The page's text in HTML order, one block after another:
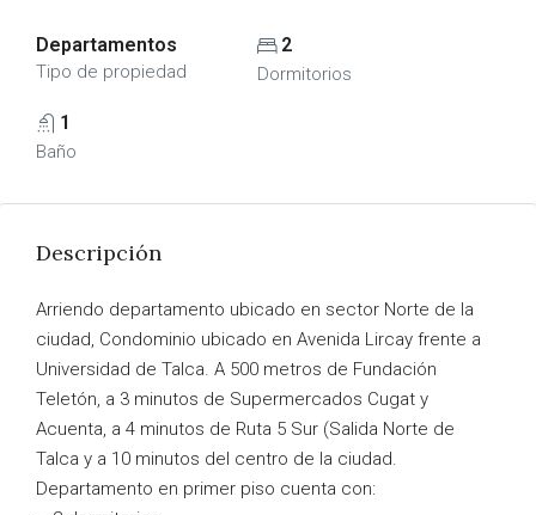
Departamentos
Tipo de propiedad
2
Dormitorios
1
Baño
Descripción
Arriendo departamento ubicado en sector Norte de la
ciudad, Condominio ubicado en Avenida Lircay frente a
Universidad de Talca. A 500 metros de Fundación
Teletón, a 3 minutos de Supermercados Cugat y
Acuenta, a 4 minutos de Ruta 5 Sur (Salida Norte de
Talca y a 10 minutos del centro de la ciudad.
Departamento en primer piso cuenta con: